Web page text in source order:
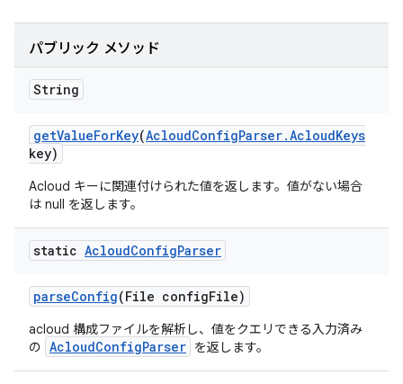
パブリック メソッド
String
getValueForKey(AcloudConfigParser.AcloudKeys
key)
Acloud キーに関連付けられた値を返します。値がない場合
は null を返します。
static AcloudConfigParser
parseConfig(File configFile)
acloud 構成ファイルを解析し、値をクエリできる入力済み
の AcloudConfigParser を返します。